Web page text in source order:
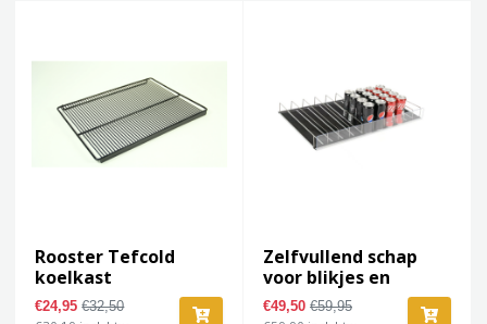
Rooster Tefcold
koelkast
€24,95€32,50
Zelfvullend schap
voor blikjes en
flesjes
€49,50 €59,95